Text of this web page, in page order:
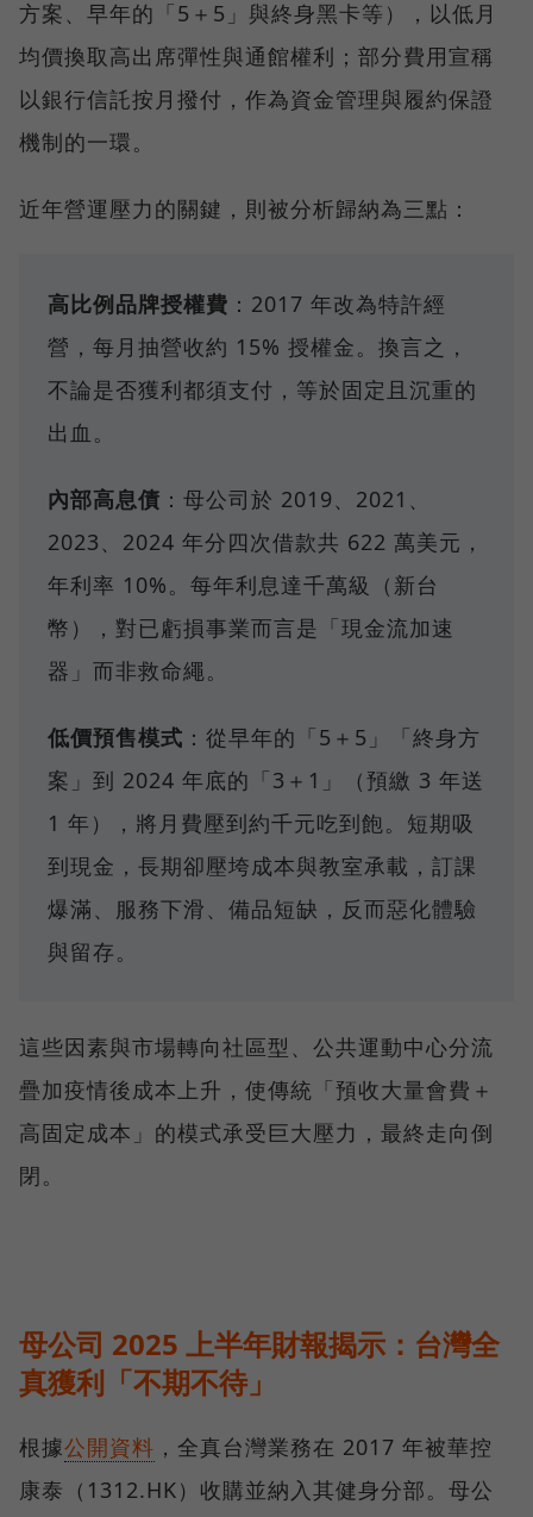
方案、早年的「5＋5」與終身黑卡等），以低月
均價換取高出席彈性與通館權利；部分費用宣稱
以銀行信託按月撥付，作為資金管理與履約保證
機制的一環。
近年營運壓力的關鍵，則被分析歸納為三點：
高比例品牌授權費 ：2017 年改為特許經
營，每月抽營收約 15% 授權金。換言之，
不論是否獲利都須支付，等於固定且沉重的
出血。
內部高息債 ：母公司於 2019、2021、
2023、2024 年分四次借款共 622 萬美元，
年利率 10%。每年利息達千萬級（新台
幣），對已虧損事業而言是「現金流加速
器」而非救命繩。
低價預售模式 ：從早年的「5＋5」「終身方
案」到 2024 年底的「3＋1」（預繳 3 年送
1 年），將月費壓到約千元吃到飽。短期吸
到現金，長期卻壓垮成本與教室承載，訂課
爆滿、服務下滑、備品短缺，反而惡化體驗
與留存。
這些因素與市場轉向社區型、公共運動中心分流
疊加疫情後成本上升，使傳統「預收大量會費＋
高固定成本」的模式承受巨大壓力，最終走向倒
閉。
母公司 2025 上半年財報揭示：台灣全
真獲利「不期不待」
根據公開資料 ，全真台灣業務在 2017 年被華控
康泰（1312.HK）收購並納入其健身分部。母公